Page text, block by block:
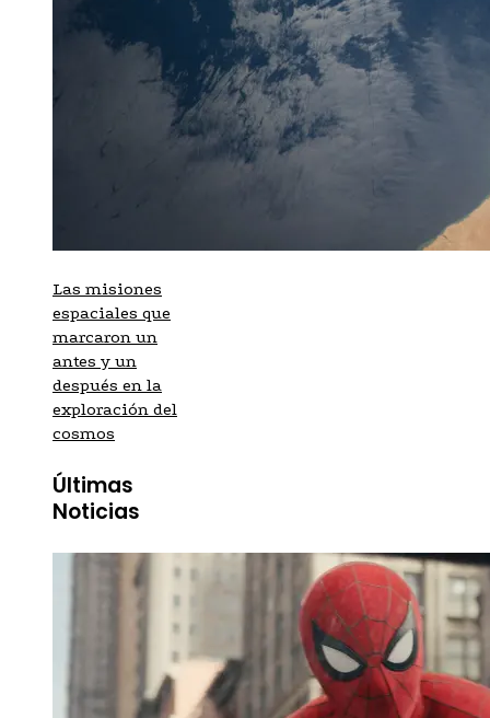
Las misiones
espaciales que
marcaron un
antes y un
después en la
exploración del
cosmos
Últimas
Noticias